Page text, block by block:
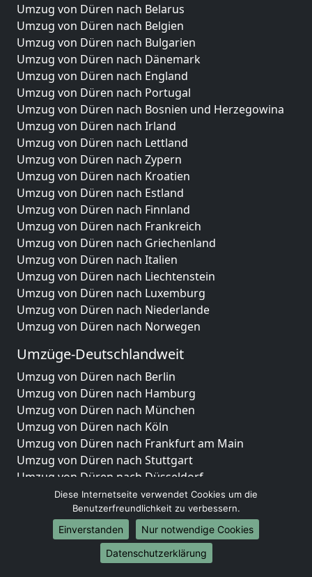
Umzug von Düren nach Belarus
Umzug von Düren nach Belgien
Umzug von Düren nach Bulgarien
Umzug von Düren nach Dänemark
Umzug von Düren nach England
Umzug von Düren nach Portugal
Umzug von Düren nach Bosnien und Herzegowina
Umzug von Düren nach Irland
Umzug von Düren nach Lettland
Umzug von Düren nach Zypern
Umzug von Düren nach Kroatien
Umzug von Düren nach Estland
Umzug von Düren nach Finnland
Umzug von Düren nach Frankreich
Umzug von Düren nach Griechenland
Umzug von Düren nach Italien
Umzug von Düren nach Liechtenstein
Umzug von Düren nach Luxemburg
Umzug von Düren nach Niederlande
Umzug von Düren nach Norwegen
Umzüge-Deutschlandweit
Umzug von Düren nach Berlin
Umzug von Düren nach Hamburg
Umzug von Düren nach München
Umzug von Düren nach Köln
Umzug von Düren nach Frankfurt am Main
Umzug von Düren nach Stuttgart
Umzug von Düren nach Düsseldorf
Umzug von Düren nach Leipzig
Umzug von Düren nach Dortmund
Umzug von Düren nach Essen
Umzug von Düren nach Bremen
Umzug von Düren nach Dresden
Diese Internetseite verwendet Cookies um die
Benutzerfreundlichkeit zu verbessern.
Einverstanden
Nur notwendige Cookies
Datenschutzerklärung